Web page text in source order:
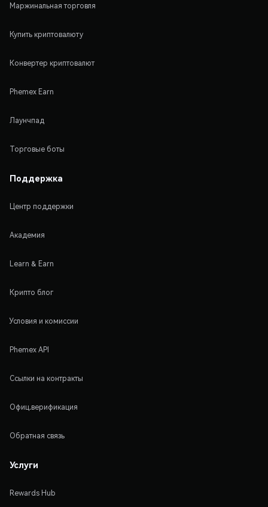
Маржинальная торговля
Купить криптовалюту
Конвертер криптовалют
Phemex Earn
Лаунчпад
Торговые боты
Поддержка
Центр поддержки
Академия
Learn & Earn
Крипто блог
Условия и комиссии
Phemex API
Ссылки на контракты
Офиц.верификация
Обратная связь
Услуги
Rewards Hub